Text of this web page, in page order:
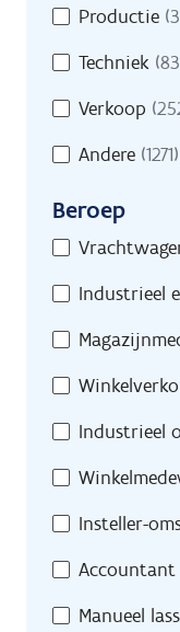
Productie
Techniek
Verkoop
Andere (1271)
Beroep
Beroep
Industrieel
Industrieel
Insteller-
Accountant
Manueel